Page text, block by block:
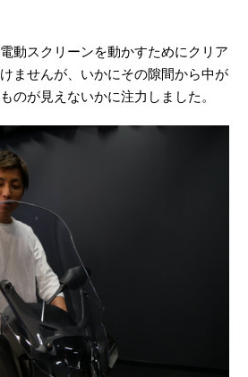
動スクリーンを動かすためにクリア
ませんが、いかにその隙間から中が
のが見えないかに注力しました。